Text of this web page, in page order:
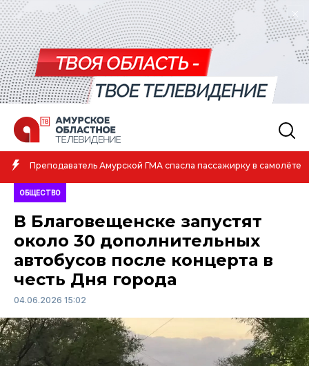
Преподаватель Амурской ГМА спасла пассажирку в самолёте
ОБЩЕСТВО
В Благовещенске запустят
около 30 дополнительных
автобусов после концерта в
честь Дня города
04.06.2026 15:02